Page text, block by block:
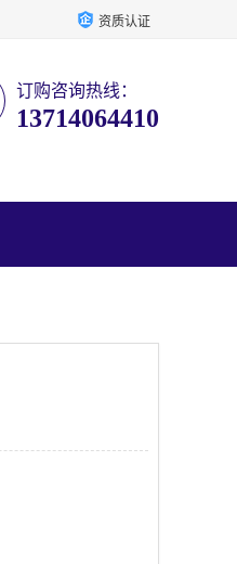
资质认证
订购咨询热线：
13714064410